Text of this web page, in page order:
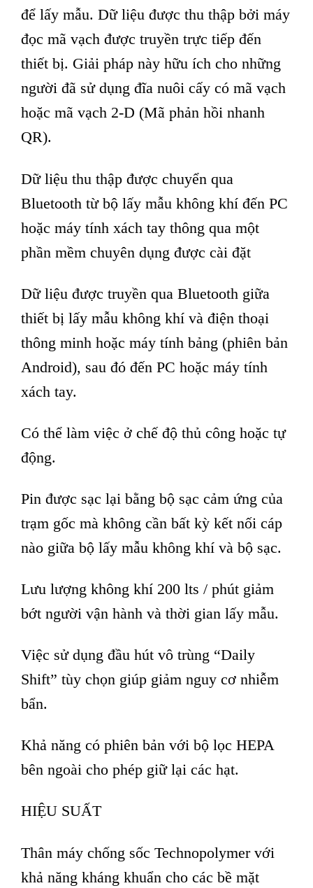
để lấy mẫu. Dữ liệu được thu thập bởi máy
đọc mã vạch được truyền trực tiếp đến
thiết bị. Giải pháp này hữu ích cho những
người đã sử dụng đĩa nuôi cấy có mã vạch
hoặc mã vạch 2-D (Mã phản hồi nhanh
QR).
Dữ liệu thu thập được chuyển qua
Bluetooth từ bộ lấy mẫu không khí đến PC
hoặc máy tính xách tay thông qua một
phần mềm chuyên dụng được cài đặt
Dữ liệu được truyền qua Bluetooth giữa
thiết bị lấy mẫu không khí và điện thoại
thông minh hoặc máy tính bảng (phiên bản
Android), sau đó đến PC hoặc máy tính
xách tay.
Có thể làm việc ở chế độ thủ công hoặc tự
động.
Pin được sạc lại bằng bộ sạc cảm ứng của
trạm gốc mà không cần bất kỳ kết nối cáp
nào giữa bộ lấy mẫu không khí và bộ sạc.
Lưu lượng không khí 200 lts / phút giảm
bớt người vận hành và thời gian lấy mẫu.
Việc sử dụng đầu hút vô trùng “Daily
Shift” tùy chọn giúp giảm nguy cơ nhiễm
bẩn.
Khả năng có phiên bản với bộ lọc HEPA
bên ngoài cho phép giữ lại các hạt.
HIỆU SUẤT
Thân máy chống sốc Technopolymer với
khả năng kháng khuẩn cho các bề mặt